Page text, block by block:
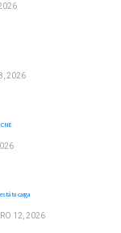
2026
tu carga
12, 2026